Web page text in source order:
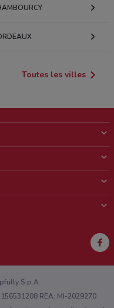
Toutes les villes
ou le site?
S.p.A.
REA: MI-2029270